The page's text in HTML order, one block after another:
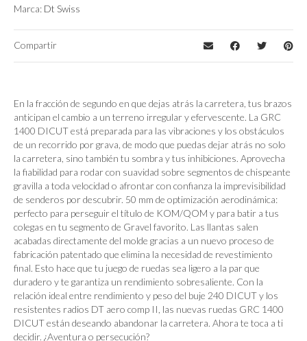
Marca: Dt Swiss
Compartir
En la fracción de segundo en que dejas atrás la carretera, tus brazos
anticipan el cambio a un terreno irregular y efervescente. La GRC
1400 DICUT está preparada para las vibraciones y los obstáculos
de un recorrido por grava, de modo que puedas dejar atrás no solo
la carretera, sino también tu sombra y tus inhibiciones. Aprovecha
la fiabilidad para rodar con suavidad sobre segmentos de chispeante
gravilla a toda velocidad o afrontar con confianza la imprevisibilidad
de senderos por descubrir. 50 mm de optimización aerodinámica:
perfecto para perseguir el título de KOM/QOM y para batir a tus
colegas en tu segmento de Gravel favorito. Las llantas salen
acabadas directamente del molde gracias a un nuevo proceso de
fabricación patentado que elimina la necesidad de revestimiento
final. Esto hace que tu juego de ruedas sea ligero a la par que
duradero y te garantiza un rendimiento sobresaliente. Con la
relación ideal entre rendimiento y peso del buje 240 DICUT y los
resistentes radios DT aero comp II, las nuevas ruedas GRC 1400
DICUT están deseando abandonar la carretera. Ahora te toca a ti
decidir. ¿Aventura o persecución?